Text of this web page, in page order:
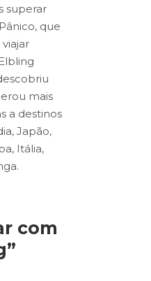
superar
que
mais
a destinos
Japão,
Itália,
com